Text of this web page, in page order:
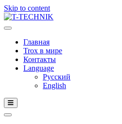
Skip to content
Главная
Trox в мире
Контакты
Language
Русский
English